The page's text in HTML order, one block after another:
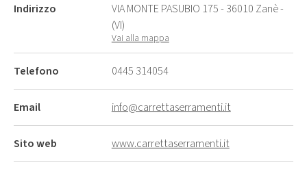
Indirizzo
VIA MONTE PASUBIO 175 - 36010 Zanè -
(VI)
Vai alla mappa
Telefono 0445 314054
Email info@carrettaserramenti.it
Sito web www.carrettaserramenti.it